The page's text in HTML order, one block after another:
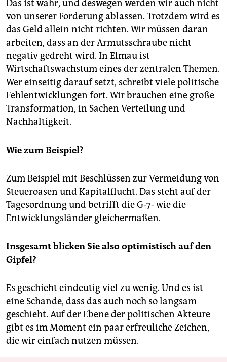
Das ist wahr, und deswegen werden wir auch nicht
von unserer Forderung ablassen. Trotzdem wird es
das Geld allein nicht richten. Wir müssen daran
arbeiten, dass an der Armutsschraube nicht
negativ gedreht wird. In Elmau ist
Wirtschaftswachstum eines der zentralen Themen.
Wer einseitig darauf setzt, schreibt viele politische
Fehlentwicklungen fort. Wir brauchen eine große
Transformation, in Sachen Verteilung und
Nachhaltigkeit.
Wie zum Beispiel?
Zum Beispiel mit Beschlüssen zur Vermeidung von
Steueroasen und Kapitalflucht. Das steht auf der
Tagesordnung und betrifft die G-7- wie die
Entwicklungsländer gleichermaßen.
Insgesamt blicken Sie also optimistisch auf den
Gipfel?
Es geschieht eindeutig viel zu wenig. Und es ist
eine Schande, dass das auch noch so langsam
geschieht. Auf der Ebene der politischen Akteure
gibt es im Moment ein paar erfreuliche Zeichen,
die wir einfach nutzen müssen.